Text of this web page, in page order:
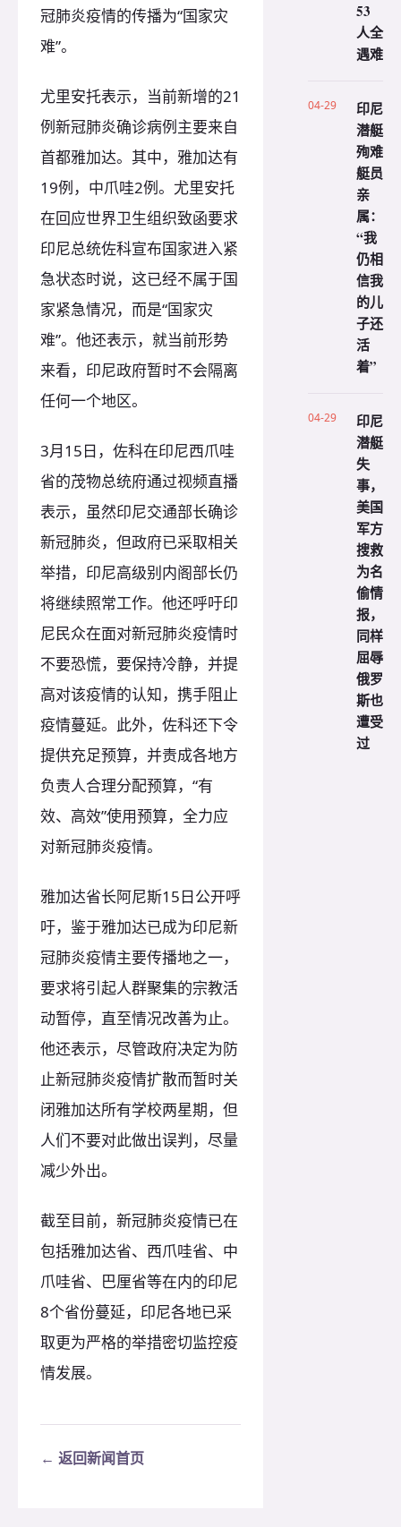
冠肺炎疫情的传播为“国家灾
难”。
尤里安托表示，当前新增的21
例新冠肺炎确诊病例主要来自
首都雅加达。其中，雅加达有
19例，中爪哇2例。尤里安托
在回应世界卫生组织致函要求
印尼总统佐科宣布国家进入紧
急状态时说，这已经不属于国
家紧急情况，而是“国家灾
难”。他还表示，就当前形势
来看，印尼政府暂时不会隔离
任何一个地区。
3月15日，佐科在印尼西爪哇
省的茂物总统府通过视频直播
表示，虽然印尼交通部长确诊
新冠肺炎，但政府已采取相关
举措，印尼高级别内阁部长仍
将继续照常工作。他还呼吁印
尼民众在面对新冠肺炎疫情时
不要恐慌，要保持冷静，并提
高对该疫情的认知，携手阻止
疫情蔓延。此外，佐科还下令
提供充足预算，并责成各地方
负责人合理分配预算，“有
效、高效”使用预算，全力应
对新冠肺炎疫情。
雅加达省长阿尼斯15日公开呼
吁，鉴于雅加达已成为印尼新
冠肺炎疫情主要传播地之一，
要求将引起人群聚集的宗教活
动暂停，直至情况改善为止。
他还表示，尽管政府决定为防
止新冠肺炎疫情扩散而暂时关
闭雅加达所有学校两星期，但
人们不要对此做出误判，尽量
减少外出。
截至目前，新冠肺炎疫情已在
包括雅加达省、西爪哇省、中
爪哇省、巴厘省等在内的印尼
8个省份蔓延，印尼各地已采
取更为严格的举措密切监控疫
情发展。
← 返回新闻首页
53
人全
遇难
04-29
印尼
潜艇
殉难
艇员
亲
属：
“我
仍相
信我
的儿
子还
活
着”
04-29
印尼
潜艇
失
事，
美国
军方
搜救
为名
偷情
报，
同样
屈辱
俄罗
斯也
遭受
过